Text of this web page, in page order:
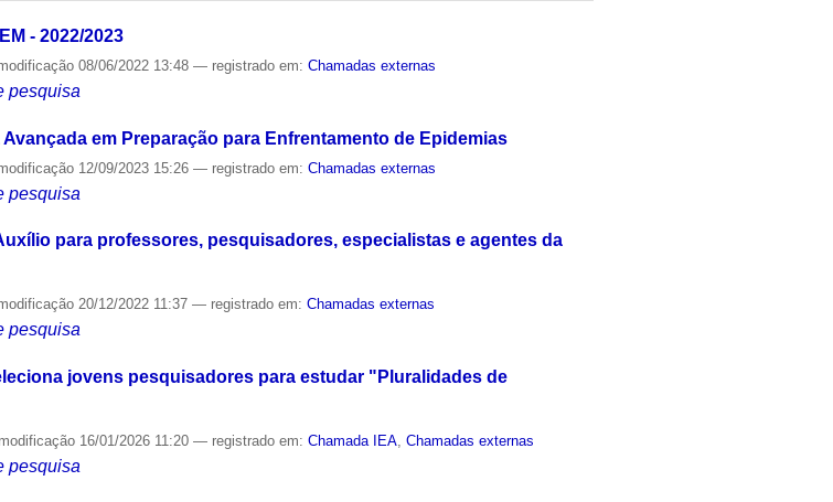
- 2022/2023
08/06/2022 13:48— registrado em:Chamadas externas
pesquisa
em Preparação para Enfrentamento de Epidemias
12/09/2023 15:26— registrado em:Chamadas externas
pesquisa
para professores, pesquisadores, especialistas e agentes da
20/12/2022 11:37— registrado em:Chamadas externas
pesquisa
jovens pesquisadores para estudar "Pluralidades de
16/01/2026 11:20— registrado em:Chamada IEA,Chamadas externas
pesquisa